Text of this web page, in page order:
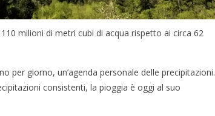
milioni di metri cubi di acqua rispetto ai circa 62
per giorno, un’agenda personale delle precipitazioni.
consistenti, la pioggia è oggi al suo